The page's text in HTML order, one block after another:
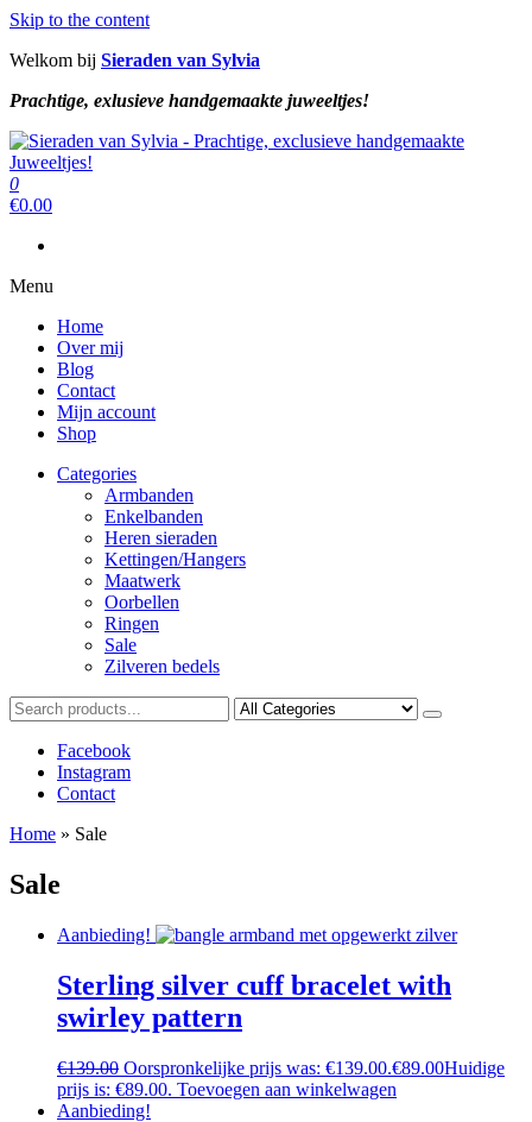
Skip to the content
Welkom bij Sieraden van Sylvia
Prachtige, exlusieve handgemaakte juweeltjes!
Sieraden van Sylvia
Prachtige, exclusieve handgemaakte juweeltjes!
Sieraden van Sylvia
Prachtige, exclusieve handgemaakte juweeltjes!
0
€0.00
Menu
Home
Over mij
Blog
Contact
Mijn account
Shop
Categories
Armbanden
Enkelbanden
Heren sieraden
Kettingen/Hangers
Maatwerk
Oorbellen
Ringen
Sale
Zilveren bedels
Facebook
Instagram
Contact
Home » Sale
Sale
Aanbieding!
Sterling silver cuff bracelet with
swirley pattern
€139.00 Oorspronkelijke prijs was: €139.00.€89.00Huidige
prijs is: €89.00. Toevoegen aan winkelwagen
Aanbieding!